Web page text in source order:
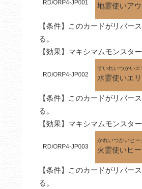
RD/ORP4-JP001 地霊使いアウ
【条件】このカードがリバー
る。
【効果】マキシマムモンスタ
RD/ORP4-JP002
すいれいつかいエ
水霊使いエ
【条件】このカードがリバー
る。
【効果】マキシマムモンスタ
RD/ORP4-JP003
かれいつかいヒー
火霊使いヒ
【条件】このカードがリバー
る。